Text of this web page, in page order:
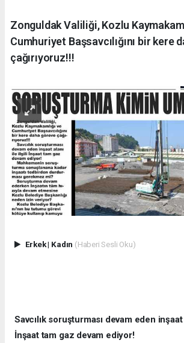
Zonguldak Valiliği, Kozlu
Cumhuriyet Başsavcılığını bir kere
çağırıyoruz!!!
Erkek| Kadın (Haberi Sesli Oku)
Savcılık soruşturması devam eden
İnşaat tam gaz devam ediyor!